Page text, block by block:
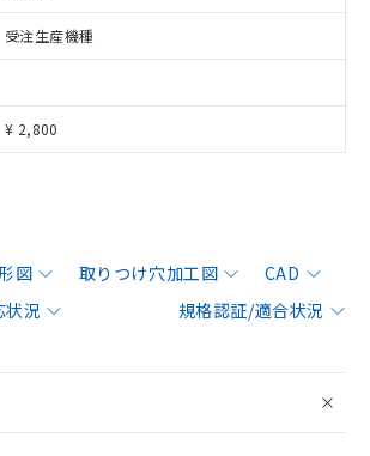
受注生産機種
¥ 2,800
図 取りつけ穴加工図
CAD
状況
規格認証/適合状況